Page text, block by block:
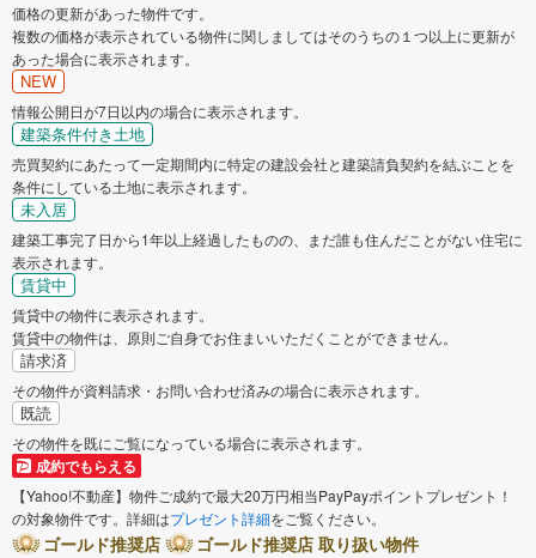
価格の更新があった物件です。
複数の価格が表示されている物件に関しましてはそのうちの１つ以上に更新が
あった場合に表示されます。
NEW
情報公開日が7日以内の場合に表示されます。
建築条件付き土地
売買契約にあたって一定期間内に特定の建設会社と建築請負契約を結ぶことを
条件にしている土地に表示されます。
未入居
建築工事完了日から1年以上経過したものの、まだ誰も住んだことがない住宅に
表示されます。
賃貸中
賃貸中の物件に表示されます。
賃貸中の物件は、原則ご自身でお住まいいただくことができません。
請求済
その物件が資料請求・お問い合わせ済みの場合に表示されます。
既読
その物件を既にご覧になっている場合に表示されます。
成約でもらえる
【Yahoo!不動産】物件ご成約で最大20万円相当PayPayポイントプレゼント！
の対象物件です。詳細はプレゼント詳細をご覧ください。
ゴールド推奨店
ゴールド推奨店 取り扱い物件